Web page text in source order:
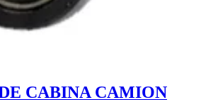
CABINA CAMION